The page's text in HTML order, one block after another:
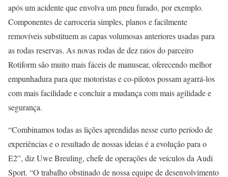
após um acidente que envolva um pneu furado, por exemplo.
Componentes de carroceria simples, planos e facilmente
removíveis substituem as capas volumosas anteriores usadas para
as rodas reservas. As novas rodas de dez raios do parceiro
Rotiform são muito mais fáceis de manusear, oferecendo melhor
empunhadura para que motoristas e co-pilotos possam agarrá-los
com mais facilidade e concluir a mudança com mais agilidade e
segurança.
“Combinamos todas as lições aprendidas nesse curto período de
experiências e o resultado de nossas ideias é a evolução para o
E2”, diz Uwe Breuling, chefe de operações de veículos da Audi
Sport. “O trabalho obstinado de nossa equipe de desenvolvimento